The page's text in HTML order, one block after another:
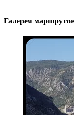
Галерея